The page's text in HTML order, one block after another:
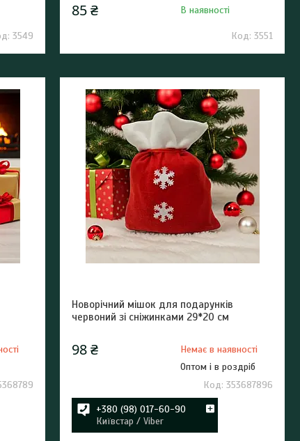
3549
85 ₴ В наявності
3551
Новорічний мішок для подарунків
червоний зі сніжинками 29*20 см
98 ₴
Немає в наявності
Оптом і в роздріб
353687896
+380 (98) 017-60-90
Київстар / Viber